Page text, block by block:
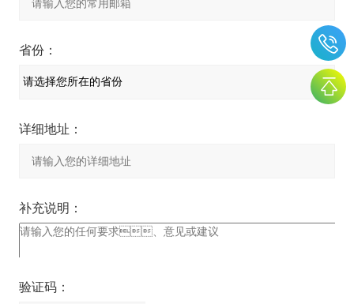
省份：
详细地址：
补充说明：
验证码：